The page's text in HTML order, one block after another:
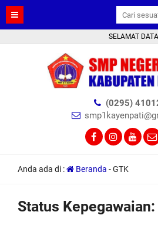
SELAMAT
(0295)
Anda ada di : Beranda -GTK
Status Kepegawaian: